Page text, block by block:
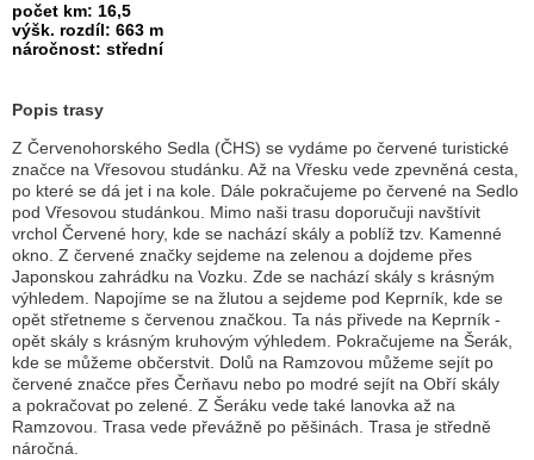
počet km: 16,5
výšk. rozdíl: 663 m
náročnost: střední
Popis trasy
Z Červenohorského Sedla (ČHS) se vydáme po červené turistické
značce na Vřesovou studánku. Až na Vřesku vede zpevněná cesta,
po které se dá jet i na kole. Dále pokračujeme po červené na Sedlo
pod Vřesovou studánkou. Mimo naši trasu doporučuji navštívit
vrchol Červené hory, kde se nachází skály a poblíž tzv. Kamenné
okno. Z červené značky sejdeme na zelenou a dojdeme přes
Japonskou zahrádku na Vozku. Zde se nachází skály s krásným
výhledem. Napojíme se na žlutou a sejdeme pod Keprník, kde se
opět střetneme s červenou značkou. Ta nás přivede na Keprník -
opět skály s krásným kruhovým výhledem. Pokračujeme na Šerák,
kde se můžeme občerstvit. Dolů na Ramzovou můžeme sejít po
červené značce přes Čerňavu nebo po modré sejít na Obří skály
a pokračovat po zelené. Z Šeráku vede také lanovka až na
Ramzovou. Trasa vede převážně po pěšinách. Trasa je středně
náročná.